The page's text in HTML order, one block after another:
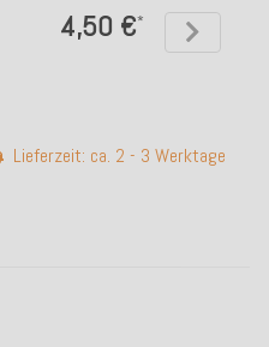
4,50 €*
Lieferzeit: ca. 2 - 3 Werktage